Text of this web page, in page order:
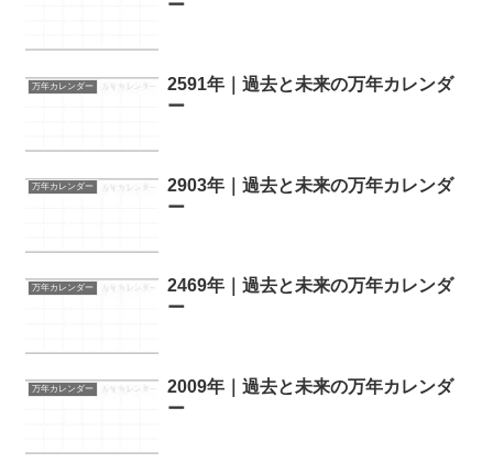
ー
万年カレンダー
2591年｜過去と未来の万年カレンダ
ー
万年カレンダー
2903年｜過去と未来の万年カレンダ
ー
万年カレンダー
2469年｜過去と未来の万年カレンダ
ー
万年カレンダー
2009年｜過去と未来の万年カレンダ
ー